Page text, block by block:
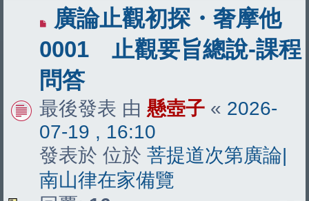
有
新
文
章
廣論止觀初探・奢摩他
0001 止觀要旨總說-課程
問答
最後發表 由 懸壺子 « 2026-
07-19 , 16:10
發表於 位於 菩提道次第廣論|
南山律在家備覽